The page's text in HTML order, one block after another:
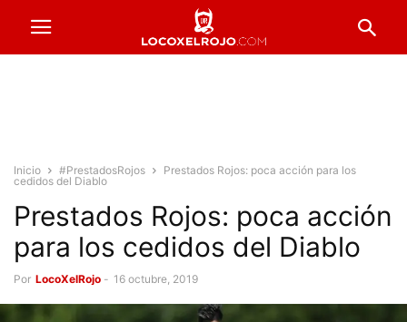
Inicio #PrestadosRojos
Prestados Rojos: poca acción para los
cedidos del Diablo
Prestados Rojos: poca acción
para los cedidos del Diablo
Por LocoXelRojo - 16 octubre, 2019